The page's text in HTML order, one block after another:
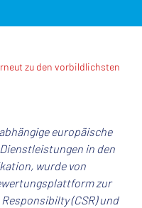
zu den vorbildlichsten
europäische
in den
wurde von
zur
(CSR) und